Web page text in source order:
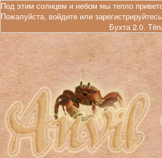
Под этим солнцем и небом мы тепло
Пожалуйста, войдите или зарегистрируйтесь
Бухта 2.0.